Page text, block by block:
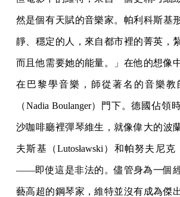
然是個有天賦的音樂家。帕利科斯基
靜、穩定的人，來自都市裡的菁英，
而且他需要她的能量。」在他的想像
在巴黎學音樂，師從著名的音樂教
（Nadia Boulanger）門下。德國佔領
沙咖啡廳裡彈琴維生，就像偉大的波
夫斯基（Lutosławski）和帕努夫尼克
——即使這是非法的。儘管身為一個
藝高超的鋼琴家，維特並沒有成為傑